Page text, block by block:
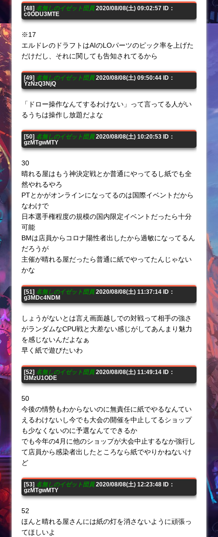
[48] 名無しのイゼット団員2020/08/08(土) 09:02:57 ID：
c0ODU3MTE
※17
エルドレのドラフトはAIのLOパーツのピック率を上げた
だけだし、それに関しても告知されてるから
[49] 名無しのイゼット団員2020/08/08(土) 09:50:44 ID：
YzNzQ3NjQ
「ドロー操作なんてするわけない」って言ってる人がい
るうちは操作し放題だよな
[50] 名無しのイゼット団員2020/08/08(土) 10:20:53 ID：
gzMTgwMTY
30
晴れる屋はもう神決定戦とか普通にやってるし紙でも全
然やれるやろ
PTとかがオンラインになってるのは国際イベントだから
なわけで
日本選手権程度の規模の国内限定イベントだったら十分
可能
BMは店員からコロナ陽性者出したから過敏になってるん
だろうが
主催が晴れる屋だったら普通に紙でやってたんじゃない
かな
[51] 名無しのイゼット団員2020/08/08(土) 11:37:14 ID：
g3MDc4NDM
しょうがないとは言え画面越しでの対戦って相手の強さ
がランダムなCPU戦と大差ない感じがしてあんまり魅力
を感じないんだよなぁ
早く紙で遊びたいわ
[52] 名無しのイゼット団員2020/08/08(土) 11:49:14 ID：
I3MzU1ODE
50
今後の情勢もわからないのに無責任に紙でやるなんてい
えるわけないし今でも大会の開催を中止してるショップ
も少なくないのに予選なんてできるか
でも今年の4月に他のショップが大会中止するなか強行し
て店員から感染者出したところなら紙でやりかねないけ
ど
[53] 名無しのイゼット団員2020/08/08(土) 12:23:48 ID：
gzMTgwMTY
52
ほんと晴れる屋さんには紙の灯を消さないように頑張っ
てほしいよ